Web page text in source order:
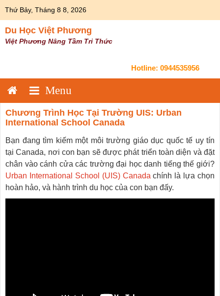
Thứ Bảy, Tháng 8 8, 2026
Du Học Việt Phương
Việt Phương Nâng Tầm Tri Thức
Hotline: 0944535956
Chương Trình Học Tại Trường UIS: Urban
International School Canada
Bạn đang tìm kiếm một môi trường giáo dục quốc tế uy tín
tại Canada, nơi con bạn sẽ được phát triển toàn diện và đặt
chân vào cánh cửa các trường đại học danh tiếng thế giới?
Urban International School (UIS) Canada chính là lựa chọn
hoàn hảo, và hành trình du học của con bạn đấy.